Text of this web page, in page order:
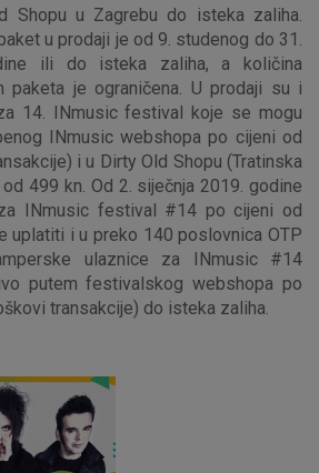
Shopu u Zagrebu do isteka zaliha.
u prodaji je od 9. studenog do 31.
ili do isteka zaliha, a količina
paketa je ograničena. U prodaji su i
14. INmusic festival koje se mogu
INmusic webshopa po cijeni od
i u Dirty Old Shopu (Tratinska
499 kn. Od 2. siječnja 2019. godine
INmusic festival #14 po cijeni od
uplatiti i u preko 140 poslovnica OTP
ulaznice za INmusic #14
putem festivalskog webshopa po
transakcije) do isteka zaliha.
upotrebu navedenih kolačića
kolačići - uvijek aktivni
funkcioniranje internetske stranice i
našim sustavima. Uobičajeno se
na vaše radnje koje uključuju zahtjev
su postavke kolačića. Svoj preglednik
te kolačiće ili pošalje upozorenje
o kolačićima